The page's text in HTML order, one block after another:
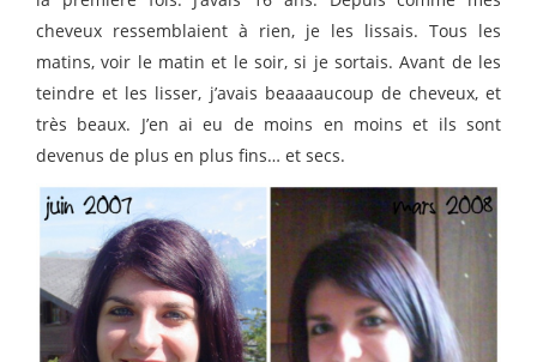
cheveux ressemblaient à rien, je les lissais. Tous les
matins, voir le matin et le soir, si je sortais. Avant de les
teindre et les lisser, j’avais beaaaaucoup de cheveux, et
très beaux. J’en ai eu de moins en moins et ils sont
devenus de plus en plus fins… et secs.